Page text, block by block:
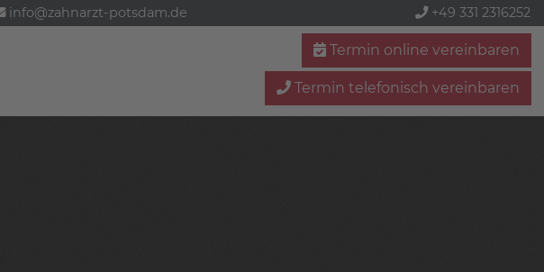
info@zahnarzt-potsdam.de +49 331 2316252
Termin online vereinbaren
Termin telefonisch vereinbaren